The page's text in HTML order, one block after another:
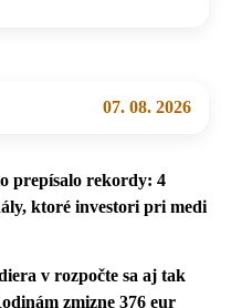
07. 08. 2026
prepísalo rekordy: 4
ktoré investori pri medi
v rozpočte sa aj tak
zmizne 376 eur